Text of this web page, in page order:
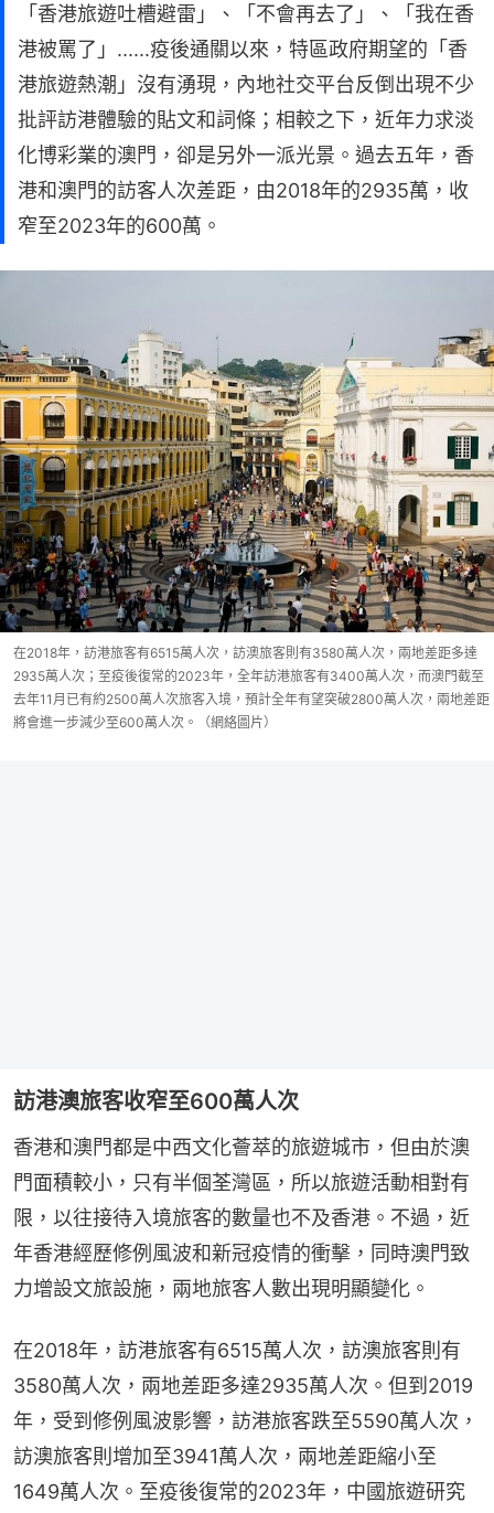
「香港旅遊吐槽避雷」、「不會再去了」、「我在香
港被罵了」......疫後通關以來，特區政府期望的「香
港旅遊熱潮」沒有湧現，內地社交平台反倒出現不少
批評訪港體驗的貼文和詞條；相較之下，近年力求淡
化博彩業的澳門，卻是另外一派光景。過去五年，香
港和澳門的訪客人次差距，由2018年的2935萬，收
窄至2023年的600萬。
在2018年，訪港旅客有6515萬人次，訪澳旅客則有3580萬人次，兩地差距多達
2935萬人次；至疫後復常的2023年，全年訪港旅客有3400萬人次，而澳門截至
去年11月已有約2500萬人次旅客入境，預計全年有望突破2800萬人次，兩地差距
將會進一步減少至600萬人次。（網絡圖片）
訪港澳旅客收窄至600萬人次
香港和澳門都是中西文化薈萃的旅遊城市，但由於澳
門面積較小，只有半個荃灣區，所以旅遊活動相對有
限，以往接待入境旅客的數量也不及香港。不過，近
年香港經歷修例風波和新冠疫情的衝擊，同時澳門致
力增設文旅設施，兩地旅客人數出現明顯變化。
在2018年，訪港旅客有6515萬人次，訪澳旅客則有
3580萬人次，兩地差距多達2935萬人次。但到2019
年，受到修例風波影響，訪港旅客跌至5590萬人次，
訪澳旅客則增加至3941萬人次，兩地差距縮小至
1649萬人次。至疫後復常的2023年，中國旅遊研究